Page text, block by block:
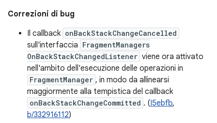
Correzioni di bug
Il callback onBackStackChangeCancelled
sull'interfaccia FragmentManagers
OnBackStackChangedListener viene ora attivato
nell'ambito dell'esecuzione delle operazioni in
FragmentManager , in modo da allinearsi
maggiormente alla tempistica del callback
onBackStackChangeCommitted . (I5ebfb,
b/332916112)